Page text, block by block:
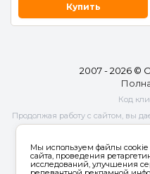
Купить
2007 - 2026 ©
Код
Продолжая работу с сайтом, вы
cookies иобработку
улучшения сервиса и
информации на основе
Мы используем файлы
сайта, проведения
исследований, улучшения